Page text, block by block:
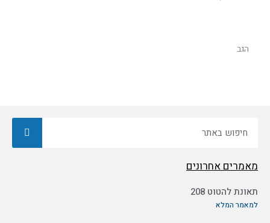
הגב
מאמרים אחרונים
תאונת להטוט 208
למאמר המלא